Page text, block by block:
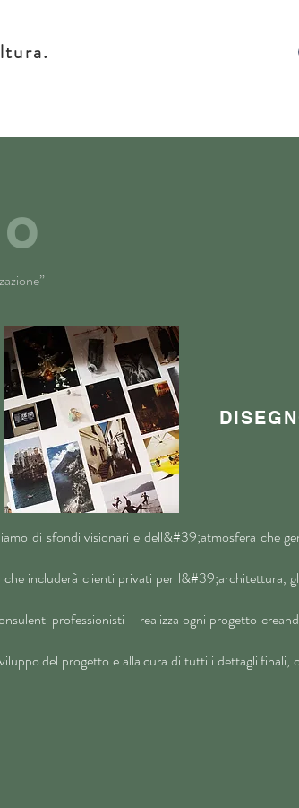
di sfondi visionari e dell&#39;atmosfera che
includerà clienti privati per l&#39;architettura,
professionisti - realizza ogni progetto
del progetto e alla cura di tutti i dettagli finali,